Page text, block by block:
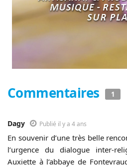
Commentaires 1
Dagy Publié il y a 4 ans
En souvenir d’une très belle
l’urgence du dialogue inter-
Auxiette à l’abbaye de